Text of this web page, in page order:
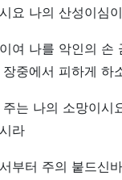
요 나의 산성이심
여 나를 악인의 손
중에서 피하게 하
는 나의 소망이시
라
부터 주의 붙드신